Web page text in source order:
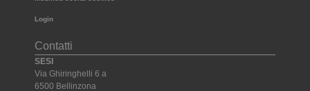
Login
Contatti
SESI
Via Ghiringhelli 6 a
6500 Bellinzona